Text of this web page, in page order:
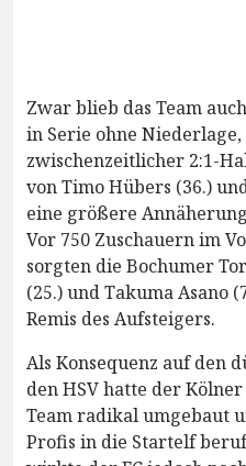
Zwar blieb das Team
in Serie ohne
zwischenzeitlicher 2:1-
von Timo Hübers (36.)
eine größere
Vor 750 Zuschauern im
sorgten die Bochumer
(25.) und Takuma Asano
Remis des Aufsteigers.
Als Konsequenz auf den
den HSV hatte der
Team radikal umgebaut
Profis in die Startelf